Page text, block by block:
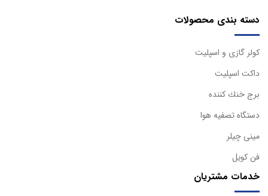
دسته بندی محصولات
كولر گازی و اسپليت
داكت اسپليت
برج خنك كننده
دستگاه تصفيه هوا
مینی چیلر
فن کویل
خدمات مشتریان